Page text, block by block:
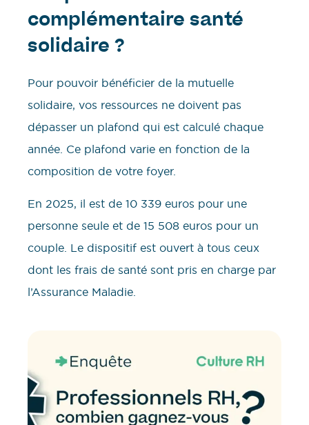
complémentaire santé
solidaire ?
Pour pouvoir bénéficier de la mutuelle
solidaire, vos ressources ne doivent pas
dépasser un plafond qui est calculé chaque
année. Ce plafond varie en fonction de la
composition de votre foyer.
En 2025, il est de 10 339 euros pour une
personne seule et de 15 508 euros pour un
couple. Le dispositif est ouvert à tous ceux
dont les frais de santé sont pris en charge par
l’Assurance Maladie.